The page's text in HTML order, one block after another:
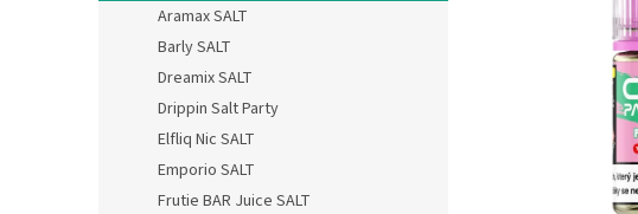
Aramax SALT
Barly SALT
Dreamix SALT
Drippin Salt Party
Elfliq Nic SALT
Emporio SALT
Frutie BAR Juice SALT